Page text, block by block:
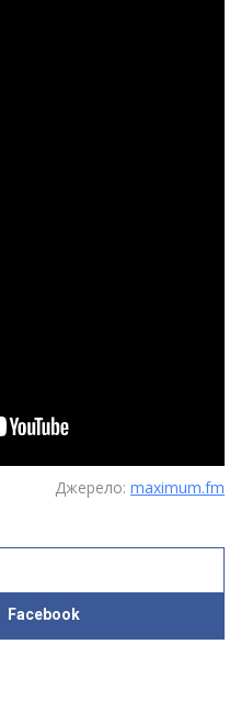
Джерело: maximum.fm
Facebook